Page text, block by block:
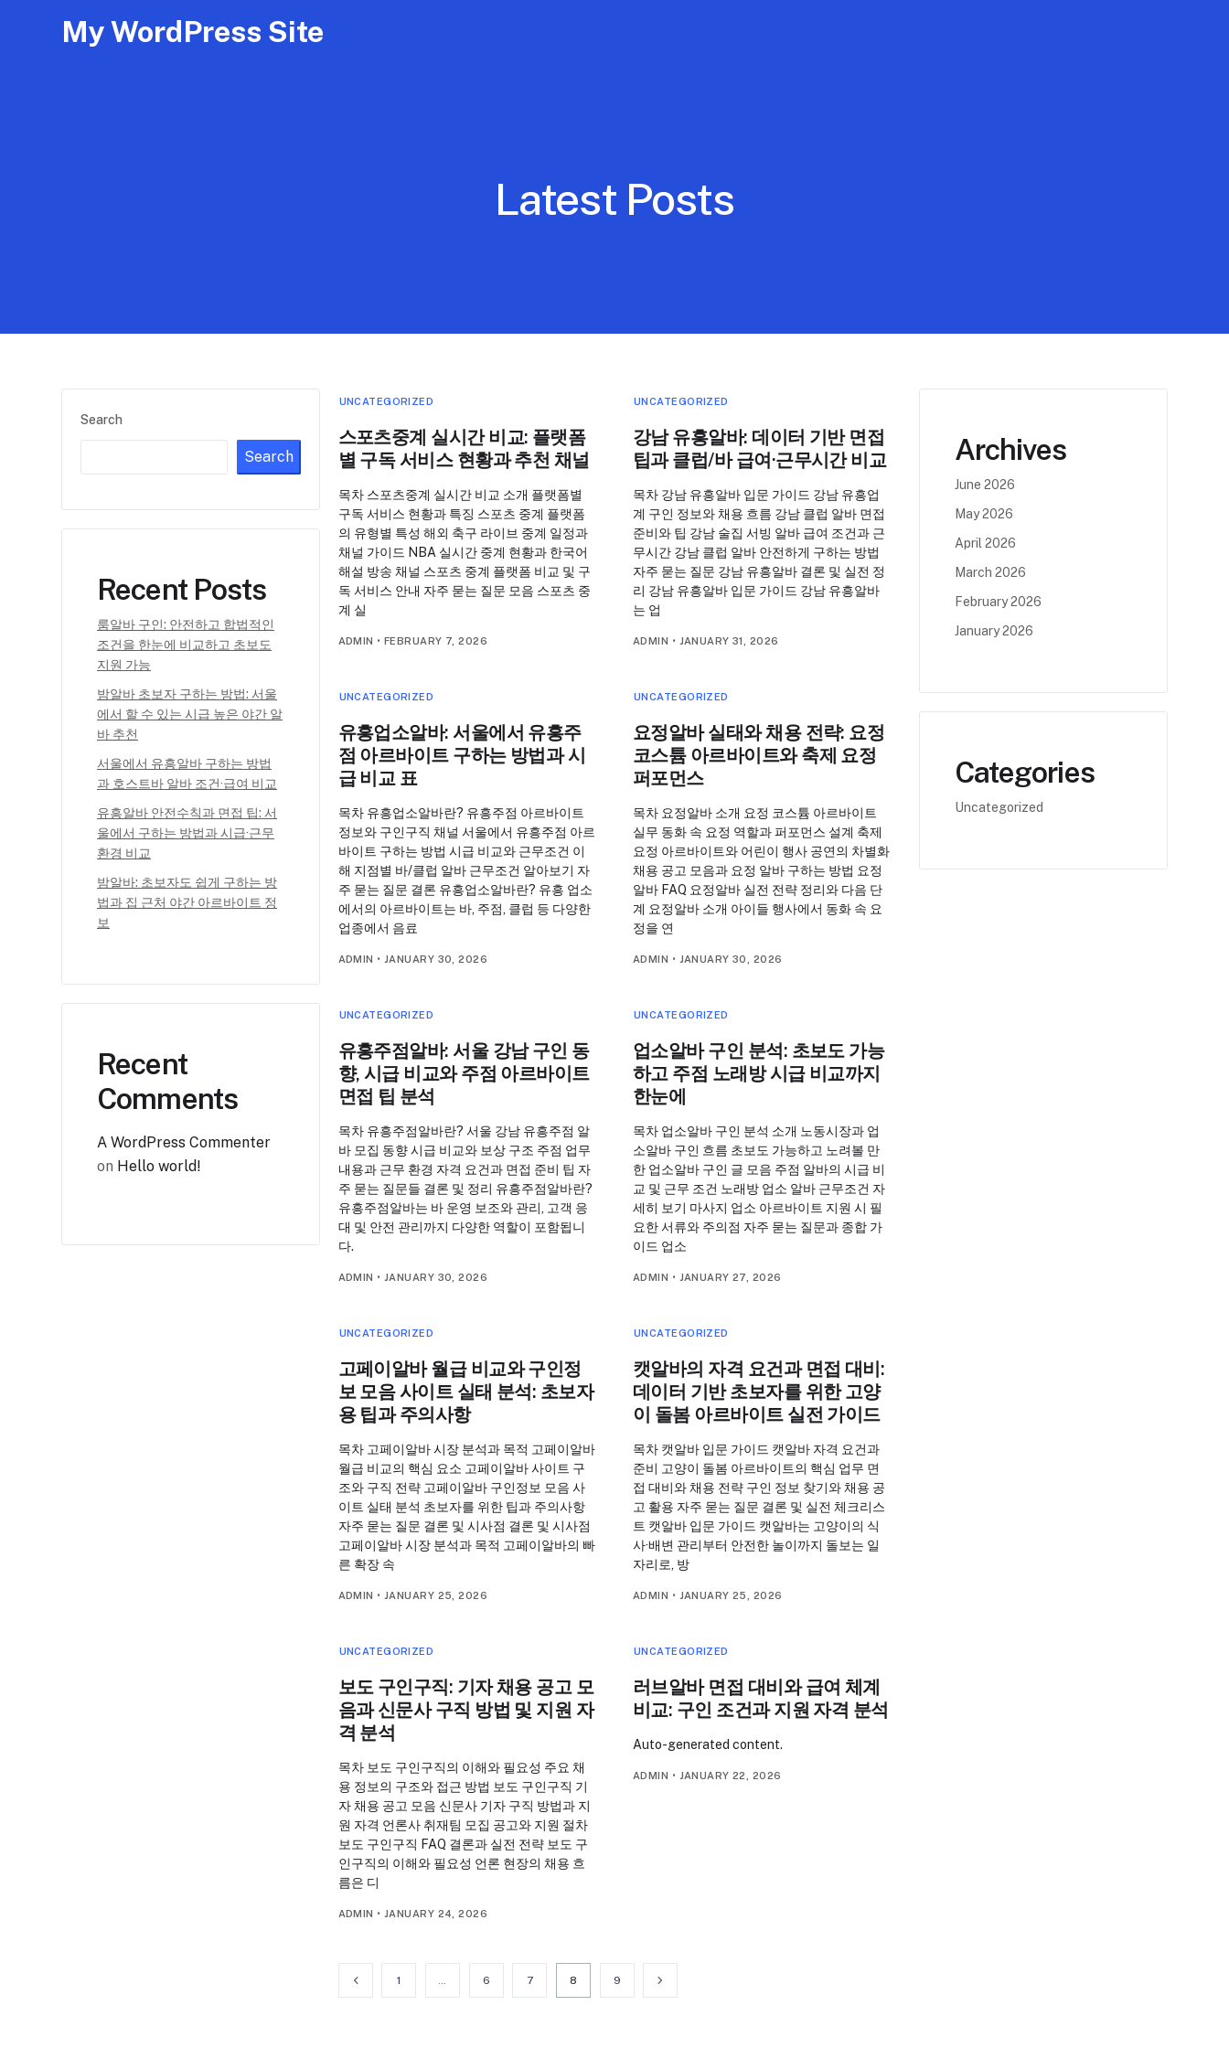
My WordPress Site
Latest Posts
Search
Search
Recent Posts
룸알바 구인: 안전하고 합법적인
조건을 한눈에 비교하고 초보도
지원 가능
밤알바 초보자 구하는 방법: 서울
에서 할 수 있는 시급 높은 야간 알
바 추천
서울에서 유흥알바 구하는 방법
과 호스트바 알바 조건·급여 비교
유흥알바 안전수칙과 면접 팁: 서
울에서 구하는 방법과 시급·근무
환경 비교
밤알바: 초보자도 쉽게 구하는 방
법과 집 근처 야간 아르바이트 정
보
Recent
Comments
A WordPress Commenter
on Hello world!
UNCATEGORIZED
스포츠중계 실시간 비교: 플랫폼
별 구독 서비스 현황과 추천 채널
목차 스포츠중계 실시간 비교 소개 플랫폼별
구독 서비스 현황과 특징 스포츠 중계 플랫폼
의 유형별 특성 해외 축구 라이브 중계 일정과
채널 가이드 NBA 실시간 중계 현황과 한국어
해설 방송 채널 스포츠 중계 플랫폼 비교 및 구
독 서비스 안내 자주 묻는 질문 모음 스포츠 중
계 실
ADMIN • FEBRUARY 7, 2026
UNCATEGORIZED
강남 유흥알바: 데이터 기반 면접
팁과 클럽/바 급여·근무시간 비교
목차 강남 유흥알바 입문 가이드 강남 유흥업
계 구인 정보와 채용 흐름 강남 클럽 알바 면접
준비와 팁 강남 술집 서빙 알바 급여 조건과 근
무시간 강남 클럽 알바 안전하게 구하는 방법
자주 묻는 질문 강남 유흥알바 결론 및 실전 정
리 강남 유흥알바 입문 가이드 강남 유흥알바
는 업
ADMIN • JANUARY 31, 2026
UNCATEGORIZED
유흥업소알바: 서울에서 유흥주
점 아르바이트 구하는 방법과 시
급 비교 표
목차 유흥업소알바란? 유흥주점 아르바이트
정보와 구인구직 채널 서울에서 유흥주점 아르
바이트 구하는 방법 시급 비교와 근무조건 이
해 지점별 바/클럽 알바 근무조건 알아보기 자
주 묻는 질문 결론 유흥업소알바란? 유흥 업소
에서의 아르바이트는 바, 주점, 클럽 등 다양한
업종에서 음료
ADMIN • JANUARY 30, 2026
UNCATEGORIZED
요정알바 실태와 채용 전략: 요정
코스튬 아르바이트와 축제 요정
퍼포먼스
목차 요정알바 소개 요정 코스튬 아르바이트
실무 동화 속 요정 역할과 퍼포먼스 설계 축제
요정 아르바이트와 어린이 행사 공연의 차별화
채용 공고 모음과 요정 알바 구하는 방법 요정
알바 FAQ 요정알바 실전 전략 정리와 다음 단
계 요정알바 소개 아이들 행사에서 동화 속 요
정을 연
ADMIN • JANUARY 30, 2026
UNCATEGORIZED
유흥주점알바: 서울 강남 구인 동
향, 시급 비교와 주점 아르바이트
면접 팁 분석
목차 유흥주점알바란? 서울 강남 유흥주점 알
바 모집 동향 시급 비교와 보상 구조 주점 업무
내용과 근무 환경 자격 요건과 면접 준비 팁 자
주 묻는 질문들 결론 및 정리 유흥주점알바란?
유흥주점알바는 바 운영 보조와 관리, 고객 응
대 및 안전 관리까지 다양한 역할이 포함됩니
다.
ADMIN • JANUARY 30, 2026
UNCATEGORIZED
업소알바 구인 분석: 초보도 가능
하고 주점 노래방 시급 비교까지
한눈에
목차 업소알바 구인 분석 소개 노동시장과 업
소알바 구인 흐름 초보도 가능하고 노려볼 만
한 업소알바 구인 글 모음 주점 알바의 시급 비
교 및 근무 조건 노래방 업소 알바 근무조건 자
세히 보기 마사지 업소 아르바이트 지원 시 필
요한 서류와 주의점 자주 묻는 질문과 종합 가
이드 업소
ADMIN • JANUARY 27, 2026
UNCATEGORIZED
고페이알바 월급 비교와 구인정
보 모음 사이트 실태 분석: 초보자
용 팁과 주의사항
목차 고페이알바 시장 분석과 목적 고페이알바
월급 비교의 핵심 요소 고페이알바 사이트 구
조와 구직 전략 고페이알바 구인정보 모음 사
이트 실태 분석 초보자를 위한 팁과 주의사항
자주 묻는 질문 결론 및 시사점 결론 및 시사점
고페이알바 시장 분석과 목적 고페이알바의 빠
른 확장 속
ADMIN • JANUARY 25, 2026
UNCATEGORIZED
캣알바의 자격 요건과 면접 대비:
데이터 기반 초보자를 위한 고양
이 돌봄 아르바이트 실전 가이드
목차 캣알바 입문 가이드 캣알바 자격 요건과
준비 고양이 돌봄 아르바이트의 핵심 업무 면
접 대비와 채용 전략 구인 정보 찾기와 채용 공
고 활용 자주 묻는 질문 결론 및 실전 체크리스
트 캣알바 입문 가이드 캣알바는 고양이의 식
사·배변 관리부터 안전한 놀이까지 돌보는 일
자리로, 방
ADMIN • JANUARY 25, 2026
UNCATEGORIZED
보도 구인구직: 기자 채용 공고 모
음과 신문사 구직 방법 및 지원 자
격 분석
목차 보도 구인구직의 이해와 필요성 주요 채
용 정보의 구조와 접근 방법 보도 구인구직 기
자 채용 공고 모음 신문사 기자 구직 방법과 지
원 자격 언론사 취재팀 모집 공고와 지원 절차
보도 구인구직 FAQ 결론과 실전 전략 보도 구
인구직의 이해와 필요성 언론 현장의 채용 흐
름은 디
ADMIN • JANUARY 24, 2026
UNCATEGORIZED
러브알바 면접 대비와 급여 체계
비교: 구인 조건과 지원 자격 분석
Auto-generated content.
ADMIN • JANUARY 22, 2026
1 … 6 7 8 9
Archives
June 2026
May 2026
April 2026
March 2026
February 2026
January 2026
Categories
Uncategorized